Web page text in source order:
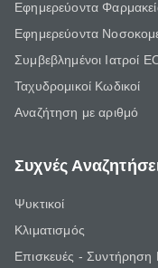
Εφημερεύοντα
Εφημερεύοντα
Συμβεβλημένοι Ιατροί
Ταχυδρομικοί Κωδικοί
Αναζήτηση με αριθμό
Συχνές
Ψυκτικοί
Κλιματισμός
Επισκευές -